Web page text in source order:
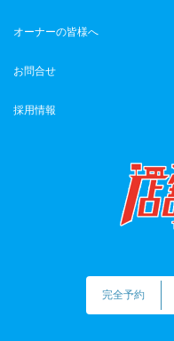
完全予約
オーナーの皆様へ
お問合せ
採用情報